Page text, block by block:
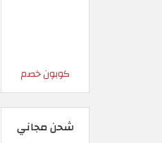
كوبون خصم
شحن مجاني